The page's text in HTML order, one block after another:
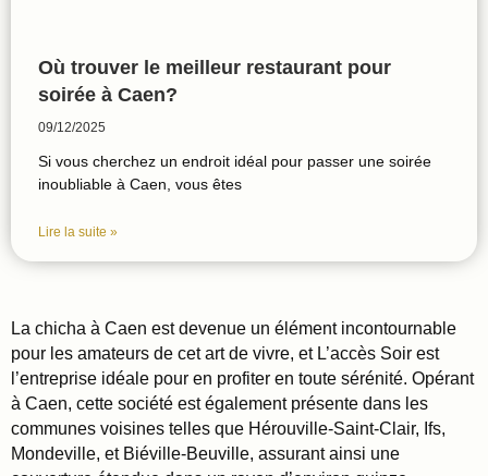
Où trouver le meilleur restaurant pour
soirée à Caen?
09/12/2025
Si vous cherchez un endroit idéal pour passer une soirée
inoubliable à Caen, vous êtes
Lire la suite »
La chicha à Caen est devenue un élément incontournable
pour les amateurs de cet art de vivre, et L’accès Soir est
l’entreprise idéale pour en profiter en toute sérénité. Opérant
à Caen, cette société est également présente dans les
communes voisines telles que Hérouville-Saint-Clair, Ifs,
Mondeville, et Biéville-Beuville, assurant ainsi une